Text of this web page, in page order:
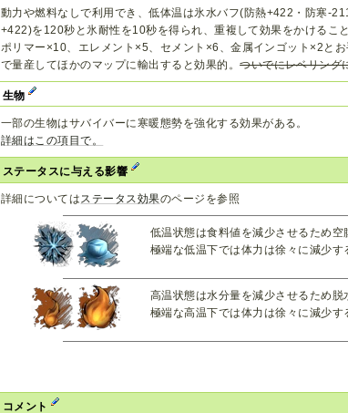
動力や燃料なしで利用でき、低体温は氷水バフ(防熱+422・防寒-
+422)を120秒と氷耐性を10秒を得られ、重複して効果をかけること
ポリマー×10、エレメント×5、セメント×6、金属インゴット×2と
で量産してほかのマップに輸出すると効果的。ついでにレベリング
生物
一部の生物はサバイバーに寒暖態勢を強化する効果がある。
詳細はこの項目で。
ステータスに与える影響
詳細についてはステータス効果のページを参照
低温状態は食料値を減少させるため空
極端な低温下では体力は徐々に減少す
高温状態は水分量を減少させるため脱
極端な高温下では体力は徐々に減少す
コメント